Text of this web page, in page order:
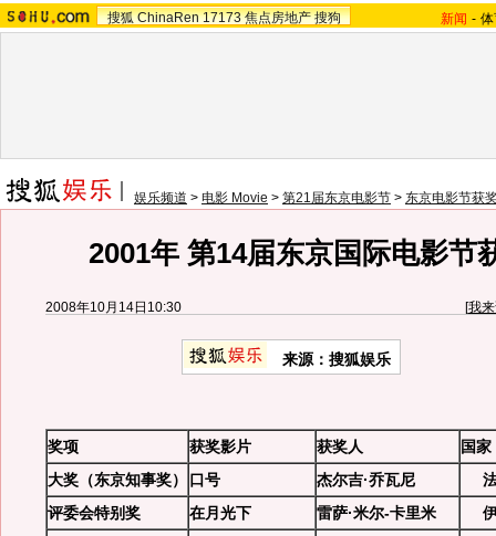
搜狐 ChinaRen 17173 焦点房地产 搜狗 新闻 -
娱乐频道 > 电影 Movie > 第21届东京电影节 > 东京电影节获
2001年 第14届东京国际电影节
2008年10月14日10:30 [我
来源：搜狐娱乐
奖项 获奖影片 获奖人
国家
大奖（东京知事奖）
口号 杰尔吉·乔瓦尼
评委会特别奖
在月光下 雷萨·米尔-卡里米